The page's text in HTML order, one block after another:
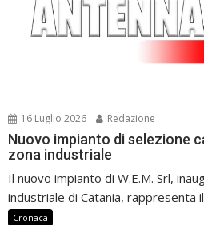
16 Luglio 2026 Redazione
Nuovo impianto di selezione
zona industriale
Il nuovo impianto di W.E.M. Srl,
industriale di Catania, rappresenta
Cronaca